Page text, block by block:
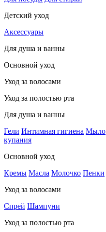
Детский уход
Аксессуары
Для душа и ванны
Основной уход
Уход за волосами
Уход за полостью рта
Для душа и ванны
Гели Интимная гигиена Мыло
купания
Основной уход
Кремы Масла Молочко Пенки
Уход за волосами
Спрей Шампуни
Уход за полостью рта